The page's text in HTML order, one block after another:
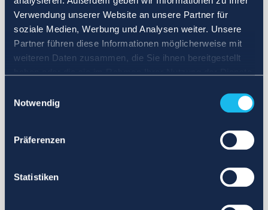
Verwendung unserer Website an unsere Partner für
soziale Medien, Werbung und Analysen weiter. Unsere
Partner führen diese Informationen möglicherweise mit
weiteren Daten zusammen, die Sie ihnen bereitgestellt
Notwendig
Präferenzen
Statistiken